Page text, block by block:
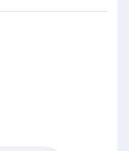
升流或升压试验